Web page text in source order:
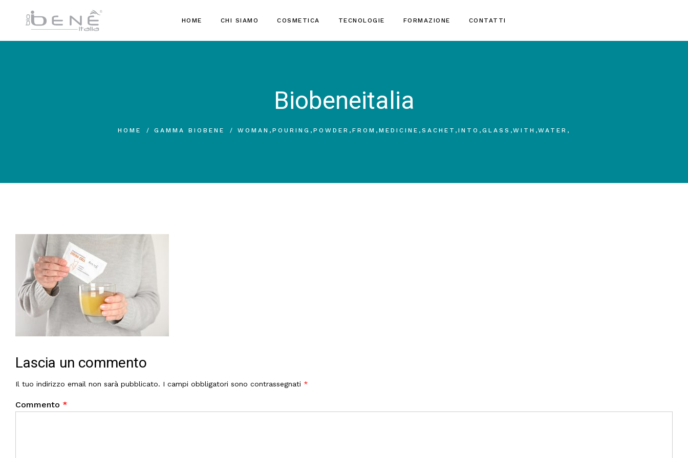
HOME CHI SIAMO COSMETICA TECNOLOGIE FORMAZIONE CONTATTI
Biobeneitalia
HOME GAMMA BIOBENE WOMAN,POURING,POWDER,FROM,MEDICINE,SACHET,INTO,GLASS,WITH,WATER,
Lascia un commento
Il tuo indirizzo email non sarà pubblicato. I campi obbligatori sono contrassegnati *
Commento *